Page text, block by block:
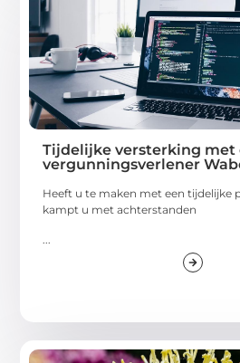
Tijdelijke versterking met
vergunningsverlener
Heeft u te maken met een tijdelijke
kampt u met achterstanden